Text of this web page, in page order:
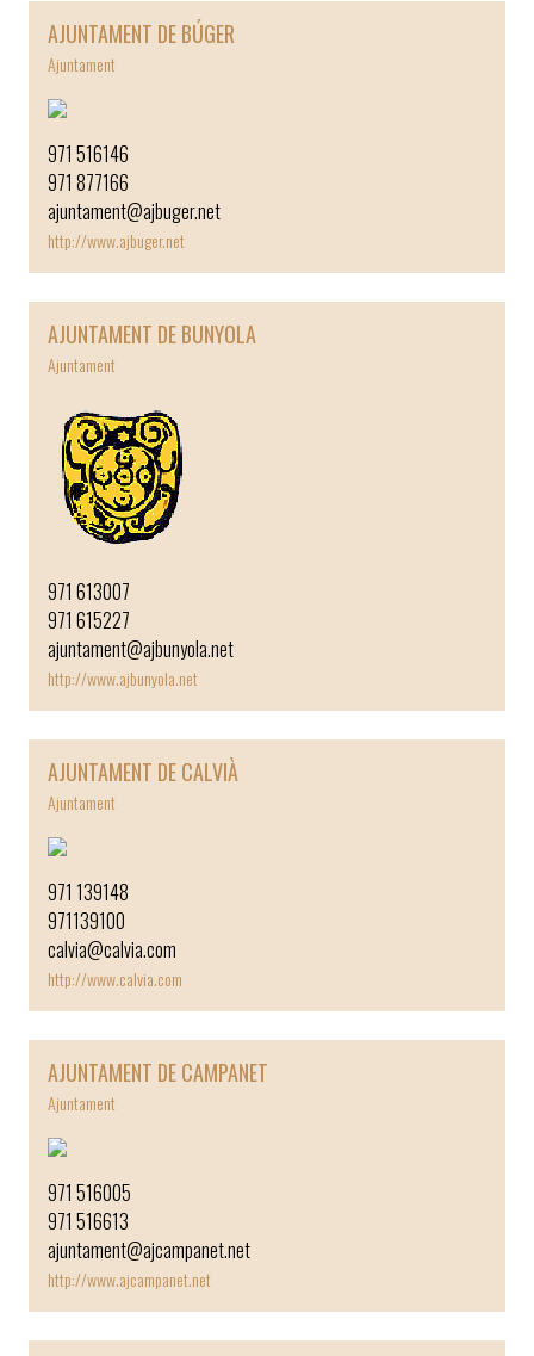
AJUNTAMENT DE BÚGER
Ajuntament
971 516146
971 877166
ajuntament@ajbuger.net
http://www.ajbuger.net
AJUNTAMENT DE BUNYOLA
Ajuntament
971 613007
971 615227
ajuntament@ajbunyola.net
http://www.ajbunyola.net
AJUNTAMENT DE CALVIÀ
Ajuntament
971 139148
971139100
calvia@calvia.com
http://www.calvia.com
AJUNTAMENT DE CAMPANET
Ajuntament
971 516005
971 516613
ajuntament@ajcampanet.net
http://www.ajcampanet.net